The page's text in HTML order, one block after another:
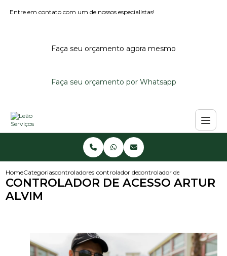
Entre em contato com um de nossos especialistas!
Faça seu orçamento agora mesmo
Faça seu orçamento por Whatsapp
HomeCategoriascontroladores de acessocontrolador de acesso noturno
controlador de acesso artur
CONTROLADOR DE ACESSO ARTUR
ALVIM